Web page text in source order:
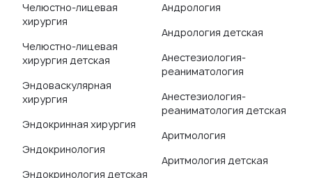
Челюстно-лицевая
хирургия
Челюстно-лицевая
хирургия детская
Эндоваскулярная
хирургия
Эндокринная хирургия
Эндокринология
Эндокринология детская
Андрология
Андрология детская
Анестезиология-
реаниматология
Анестезиология-
реаниматология детская
Аритмология
Аритмология детская